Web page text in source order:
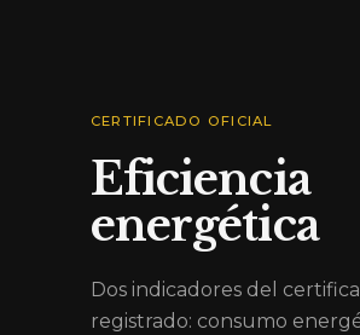
CERTIFICADO OFICIAL
Eficiencia
energética
Dos indicadores del
registrado: consumo